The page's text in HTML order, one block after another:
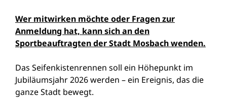
Wer mitwirken möchte oder Fragen zur
Anmeldung hat, kann sich an den
Sportbeauftragten der Stadt Mosbach wenden.
Das Seifenkistenrennen soll ein Höhepunkt im
Jubiläumsjahr 2026 werden – ein Ereignis, das die
ganze Stadt bewegt.